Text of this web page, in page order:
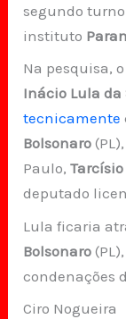
segundo
instituto
Na pesquisa,
Inácio Lula da
tecnicamente
Bolsonaro
Paulo,
deputado
Lula ficaria
Bolsonaro
condenações
Ciro Nogueira